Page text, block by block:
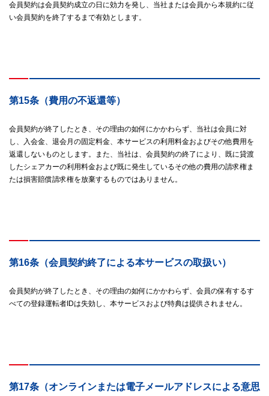
会員契約は会員契約成立の日に効力を発し、当社または会員から本規約に従
い会員契約を終了するまで有効とします。
第15条（費用の不返還等）
会員契約が終了したとき、その理由の如何にかかわらず、当社は会員に対
し、入会金、退会月の固定料金、本サービスの利用料金およびその他費用を
返還しないものとします。また、当社は、会員契約の終了により、既に貸渡
したシェアカーの利用料金および既に発生しているその他の費用の請求権ま
たは損害賠償請求権を放棄するものではありません。
第16条（会員契約終了による本サービスの取扱い）
会員契約が終了したとき、その理由の如何にかかわらず、会員の保有するす
べての登録運転者IDは失効し、本サービスおよび特典は提供されません。
第17条（オンラインまたは電子メールアドレスによる意思